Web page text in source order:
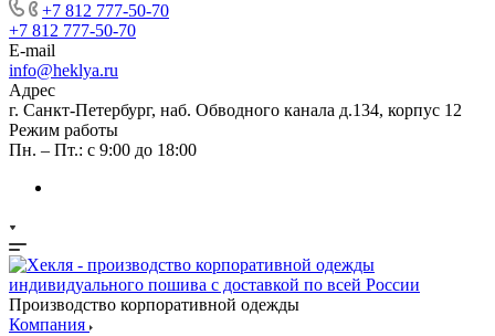
+7 812 777-50-70
+7 812 777-50-70
E-mail
info@heklya.ru
Адрес
г. Санкт-Петербург, наб. Обводного канала д.134, корпус 12
Режим работы
Пн. – Пт.: с 9:00 до 18:00
Производство корпоративной одежды
Компания